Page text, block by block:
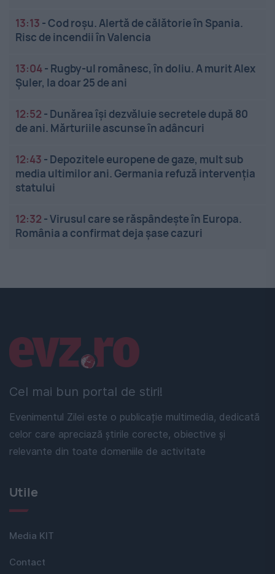
13:13 -Cod roșu. Alertă de călătorie în Spania.
Risc de incendii în Valencia
13:04- Rugby-ul românesc, în doliu. A murit Alex
Șuler, la doar 25 de ani
12:52 - Dunărea își dezvăluie secretele după 80
de ani. Mărturiile ascunse în adâncuri
12:43 - Depozitele europene de gaze, mult sub
media ultimilor ani. Germania refuză intervenția
statului
12:32 -Virusul care se răspândește în Europa.
România a confirmat deja șase cazuri
Cel mai bun portal de stiri!
Evenimentul Zilei este o publicație multimedia, dedicată
celor care apreciază știrile corecte, obiective și
relevante din toate domeniile de activitate
Linkuri utile
Utile
Media KIT
Contact